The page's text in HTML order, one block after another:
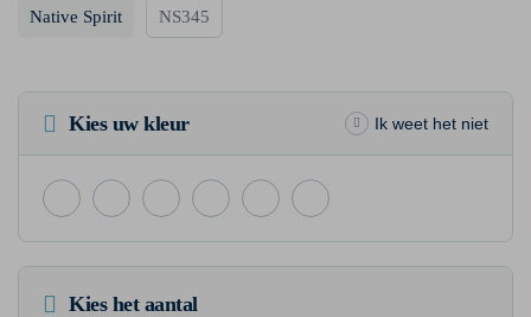
Native Spirit NS345
Kies uw kleur Ik weet het niet
Kies het aantal